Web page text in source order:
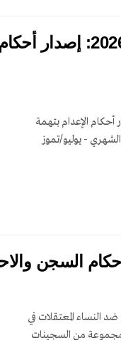
التقرير الشهري –
أحكام الإعدام بتهمة
- يوليو/تموز
ضد النساء المعتقلات في
تواجه مجموعة من السجينات